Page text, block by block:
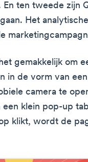
En ten tweede zijn
Het
gemakkelijk om
in de vorm van
camera te
klein pop-up
klikt, wordt de